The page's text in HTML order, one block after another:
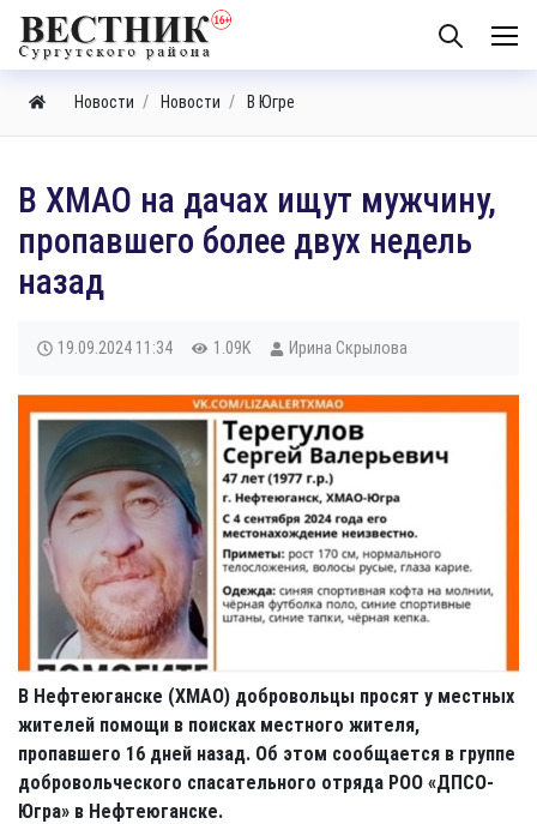
Новости Новости В Югре
В ХМАО на дачах ищут мужчину,
пропавшего более двух недель
назад
19.09.2024 11:34 1.09K Ирина Скрылова
В Нефтеюганске (ХМАО) добровольцы просят у местных
жителей помощи в поисках местного жителя,
пропавшего 16 дней назад. Об этом сообщается в группе
добровольческого спасательного отряда РОО «ДПСО-
Югра» в Нефтеюганске.